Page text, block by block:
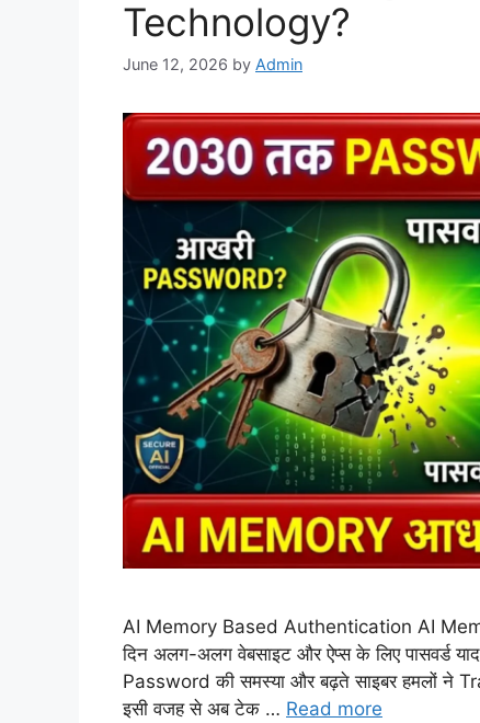
Technology?
June 12, 2026 by Admin
AI Memory Based Authentication AI
दिन अलग-अलग वेबसाइट और ऐप्स के लिए पासवर्ड
Password की समस्या और बढ़ते साइबर हमलों ने
इसी वजह से अब टेक … Read more